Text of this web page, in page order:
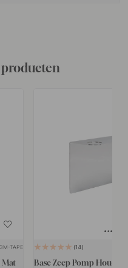
3M-TAPE
Mat
14
Base Zeep Pomp Houder